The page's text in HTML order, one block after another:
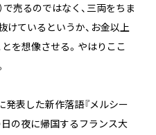
で売るのではなく、三両をちま
けているというか、お金以上
を想像させる。やはりここ
表した新作落語『メルシー
日の夜に帰国するフランス大